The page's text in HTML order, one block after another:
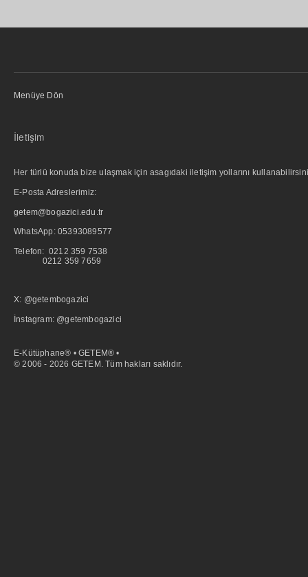
Menüye Dön
İletişim
Her türlü konuda bize ulaşmak için asagıdaki iletişim yollarını
E-Posta Adreslerimiz:
getem@bogazici.edu.tr
WhatsApp: 05393089577
Telefon: 0212 359 7538
0212 359 7659
X: @getembogazici
İnstagram: @getembogazici
E-Kütüphane® • GETEM® •
© 2006 - 2026 GETEM. Tüm hakları saklıdır.